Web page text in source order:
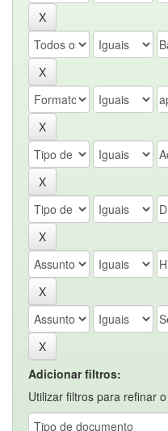
Adicionar filtros:
Utilizar filtros para refinar